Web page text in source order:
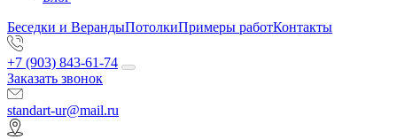
Беседки и ВерандыПотолкиПримеры работКонтакты
+7 (903) 843-61-74
Заказать звонок
standart-ur@mail.ru